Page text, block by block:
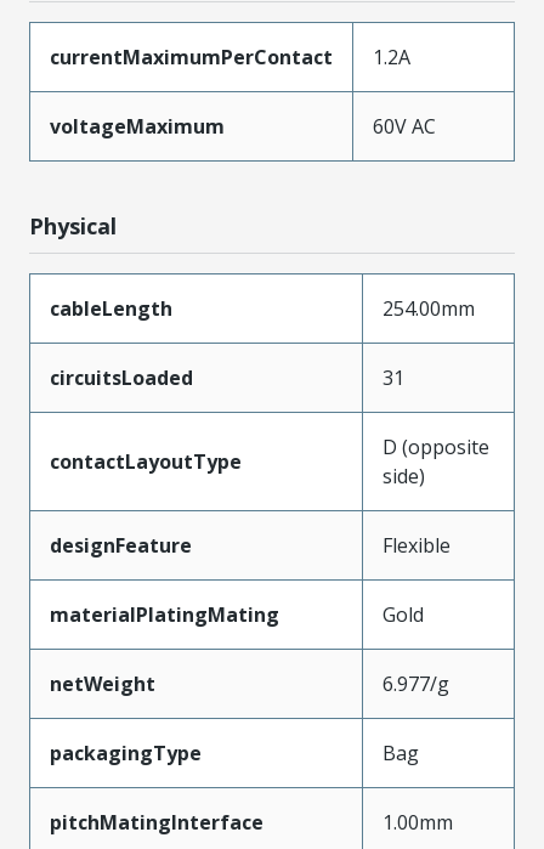
currentMaximumPerContact 1.2A
voltageMaximum 60V AC
Physical
cableLength 254.00mm
circuitsLoaded 31
contactLayoutType
D (opposite
side)
designFeature Flexible
materialPlatingMating Gold
netWeight 6.977/g
packagingType Bag
pitchMatingInterface 1.00mm